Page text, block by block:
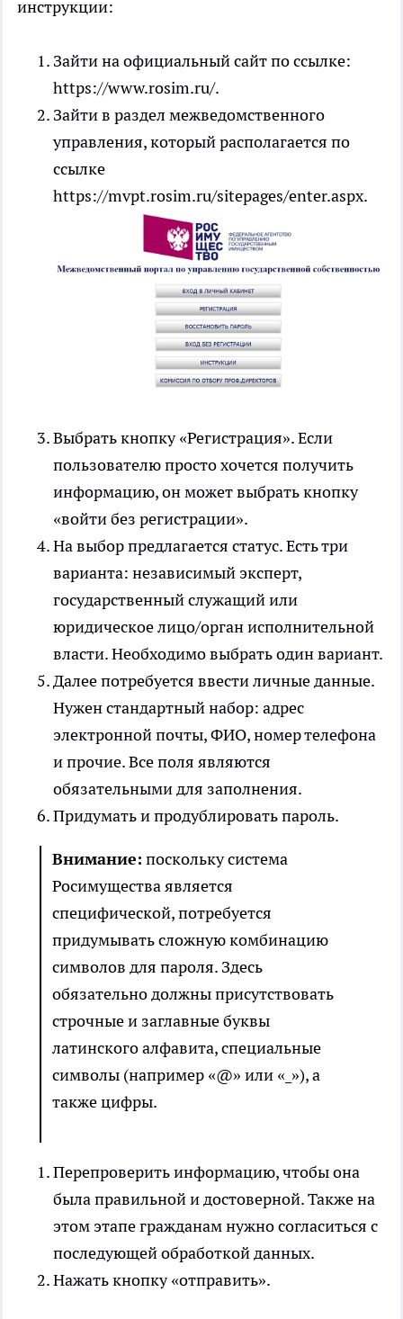
инструкции:
Зайти на официальный сайт по ссылке:
https://www.rosim.ru/.
Зайти в раздел межведомственного
управления, который располагается по
ссылке
https://mvpt.rosim.ru/sitepages/enter.aspx.
Выбрать кнопку «Регистрация». Если
пользователю просто хочется получить
информацию, он может выбрать кнопку
«войти без регистрации».
На выбор предлагается статус. Есть три
варианта: независимый эксперт,
государственный служащий или
юридическое лицо/орган исполнительной
власти. Необходимо выбрать один вариант.
Далее потребуется ввести личные данные.
Нужен стандартный набор: адрес
электронной почты, ФИО, номер телефона
и прочие. Все поля являются
обязательными для заполнения.
Придумать и продублировать пароль.
Внимание: поскольку система
Росимущества является
специфической, потребуется
придумывать сложную комбинацию
символов для пароля. Здесь
обязательно должны присутствовать
строчные и заглавные буквы
латинского алфавита, специальные
символы (например «@» или «_»), а
также цифры.
Перепроверить информацию, чтобы она
была правильной и достоверной. Также на
этом этапе гражданам нужно согласиться с
последующей обработкой данных.
Нажать кнопку «отправить».